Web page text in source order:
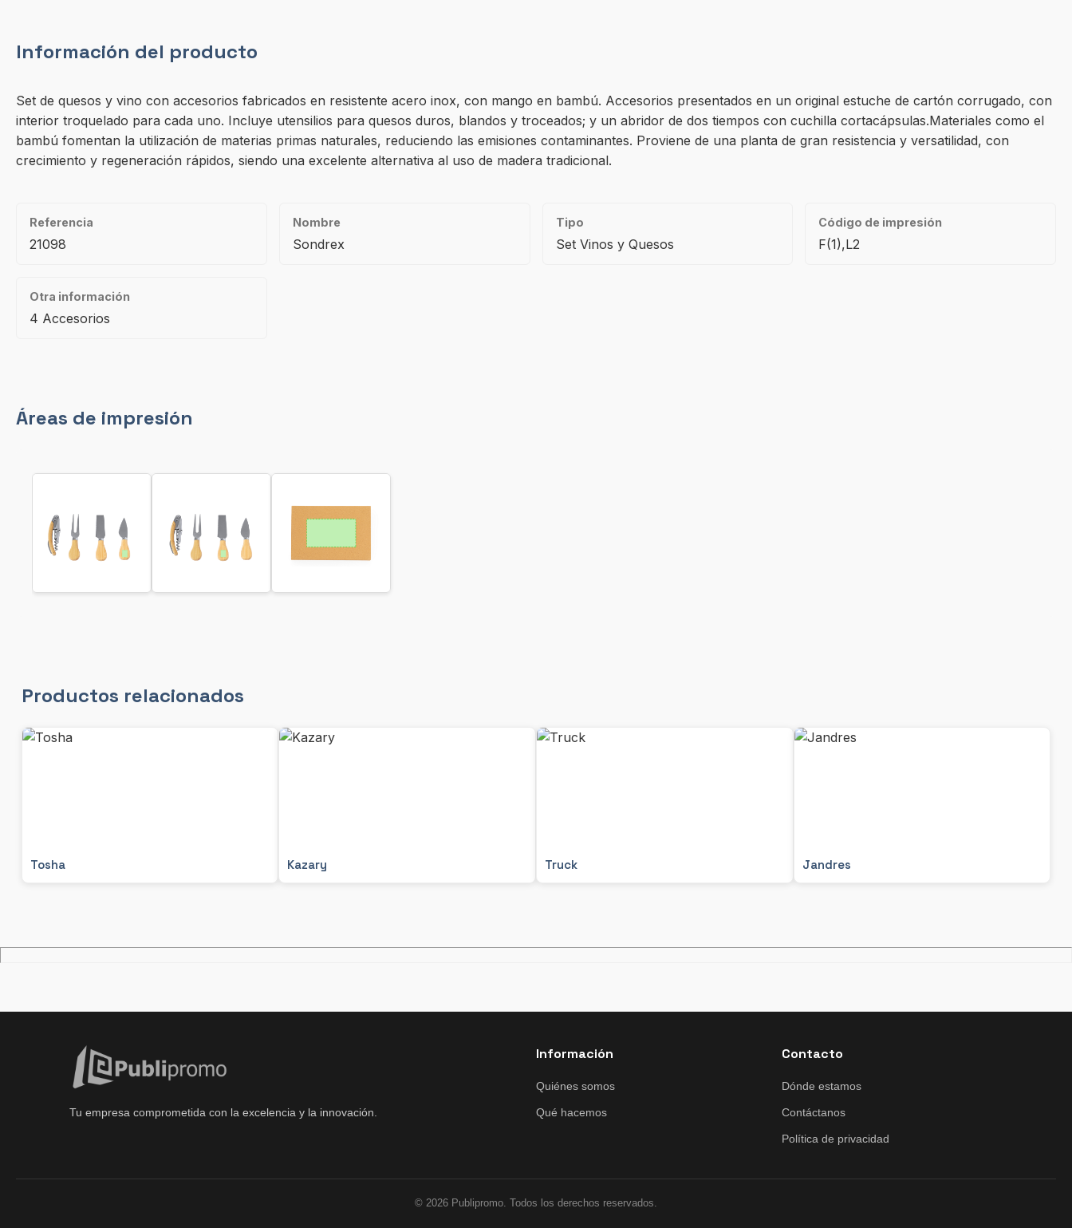
Información del producto
Set de quesos y vino con accesorios fabricados en resistente acero inox, con mango en bambú. Accesorios presentados en un original estuche de cartón corrugado, con
interior troquelado para cada uno. Incluye utensilios para quesos duros, blandos y troceados; y un abridor de dos tiempos con cuchilla cortacápsulas.Materiales como el
bambú fomentan la utilización de materias primas naturales, reduciendo las emisiones contaminantes. Proviene de una planta de gran resistencia y versatilidad, con
crecimiento y regeneración rápidos, siendo una excelente alternativa al uso de madera tradicional.
Referencia
21098
Nombre
Sondrex
Tipo
Set Vinos y Quesos
Código de impresión
F(1),L2
Otra información
4 Accesorios
Áreas de impresión
Productos relacionados
Tosha Kazary Truck Jandres
Tu empresa comprometida con la excelencia y la innovación.
Información
Quiénes somos
Qué hacemos
Contacto
Dónde estamos
Contáctanos
Política de privacidad
© 2026 Publipromo. Todos los derechos reservados.